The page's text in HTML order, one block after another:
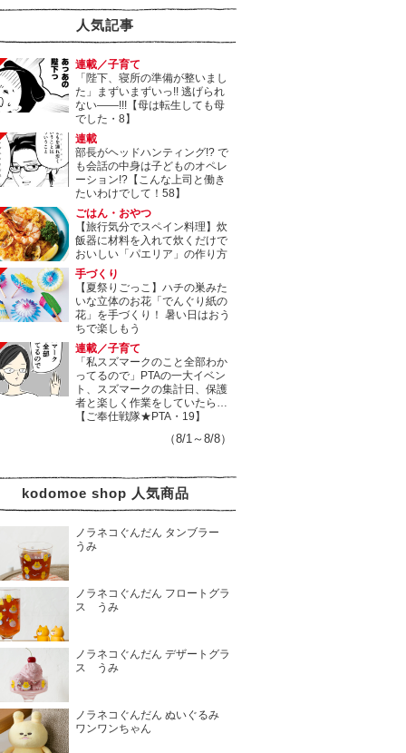
人気記事
連載／子育て
「陛下、寝所の準備が整いまし
た」まずいまずいっ!! 逃げられ
ない――!!!【母は転生しても母
でした・8】
連載
部長がヘッドハンティング!? で
も会話の中身は子どものオペレ
ーション!?【こんな上司と働き
たいわけでして！58】
ごはん・おやつ
【旅行気分でスペイン料理】炊
飯器に材料を入れて炊くだけで
おいしい「パエリア」の作り方
手づくり
【夏祭りごっこ】ハチの巣みた
いな立体のお花「でんぐり紙の
花」を手づくり！ 暑い日はおう
ちで楽しもう
連載／子育て
「私スズマークのこと全部わか
ってるので」PTAの一大イベン
ト、スズマークの集計日、保護
者と楽しく作業をしていたら…
【ご奉仕戦隊★PTA・19】
（8/1～8/8）
kodomoe shop 人気商品
ノラネコぐんだん タンブラー
うみ
ノラネコぐんだん フロートグラ
ス うみ
ノラネコぐんだん デザートグラ
ス うみ
ノラネコぐんだん ぬいぐるみ
ワンワンちゃん